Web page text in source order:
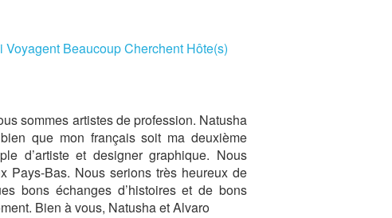
Beaucoup Cherchent Hôte(s)
sommes artistes de profession. Natusha
que mon français soit ma deuxième
d’artiste et designer graphique. Nous
Pays-Bas. Nous serions très heureux de
bons échanges d’histoires et de bons
Bien à vous, Natusha et Alvaro